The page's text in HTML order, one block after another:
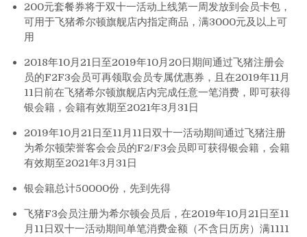
200元套餐券将于双十一活动上线第一周发放到会员卡包，
可用于飞猪希尔顿旗舰店内指定商品，满3000元及以上可
用
2018年10月21日至2019年10月20日期间通过飞猪注册会
员的F2F3会员可再领取会员专属优惠券，且在2019年11月
11日前在飞猪希尔顿旗舰店内完成任意一笔消费，即可获得
银会籍，会籍有效期至2021年3月31日
2019年10月21日至11月11日双十一活动期间通过飞猪注册
为希尔顿荣誉客会会员的F2/F3会员即可获得银会籍，会籍
有效期至2021年3月31日
银会籍总计50000份，先到先得
飞猪F3会员注册为希尔顿会员后，在2019年10月21日至11
月11日双十一活动期间单笔消费金额（不含日历房）满1111